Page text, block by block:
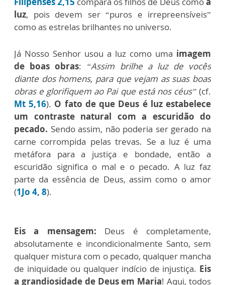
luz, pois devem ser “puros e irrepreensíveis”
como as estrelas brilhantes no universo.
Já Nosso Senhor usou a luz como uma imagem
de boas obras: “Assim brilhe a luz de vocês
diante dos homens, para que vejam as suas boas
obras e glorifiquem ao Pai que está nos céus”(cf.
Mt 5,16). O fato de que Deus é luz estabelece
um contraste natural com a escuridão do
pecado. Sendo assim, não poderia ser gerado na
carne corrompida pelas trevas. Se a luz é uma
metáfora para a justiça e bondade, então a
escuridão significa o mal e o pecado. A luz faz
parte da essência de Deus, assim como o amor
(1Jo 4, 8).
Eis a mensagem: Deus é completamente,
absolutamente e incondicionalmente Santo, sem
qualquer mistura com o pecado, qualquer mancha
de iniquidade ou qualquer indício de injustiça. Eis
a grandiosidade de Deus em Maria! Aqui, todos